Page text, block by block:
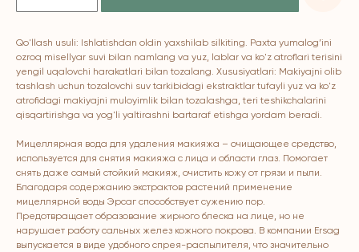
Qo'llash usuli: Ishlatishdan oldin yaxshilab silkiting. Paxta yumalog’ini
ozroq misellyar suvi bilan namlang va yuz, lablar va ko'z atroflari terisini
yengil uqalovchi harakatlari bilan tozalang. Xususiyatlari: Makiyajni olib
tashlash uchun tozalovchi suv tarkibidagi ekstraktlar tufayli yuz va ko'z
atrofidagi makiyajni muloyimlik bilan tozalashga, teri teshikchalarini
qisqartirishga va yog'li yaltirashni bartaraf etishga yordam beradi.
Мицеллярная вода для удаления макияжа – очищающее средство,
используется для снятия макияжа с лица и области глаз. Помогает
снять даже самый стойкий макияж, очистить кожу от грязи и пыли.
Благодаря содержанию экстрактов растений применение
мицеллярной воды Эрсаг способствует сужению пор.
Предотвращает образование жирного блеска на лице, но не
нарушает работу сальных желез кожного покрова. В компании Ersag
выпускается в виде удобного спрея-распылителя, что значительно
ERSAG
hamkorsayti